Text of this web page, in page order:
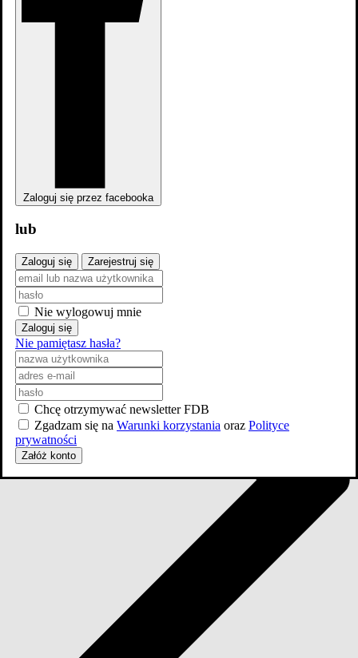
Zaloguj się przez facebooka
lub
Zaloguj się Zarejestruj się
Nie wylogowuj mnie
Zaloguj się
Nie pamiętasz hasła?
Chcę otrzymywać newsletter FDB
Zgadzam się na Warunki korzystania oraz Polityce
prywatności
Załóż konto